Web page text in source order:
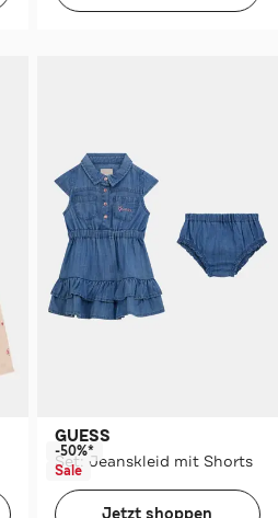
GUESS
Set: Jeanskleid mit Shorts
-50%*
Sale